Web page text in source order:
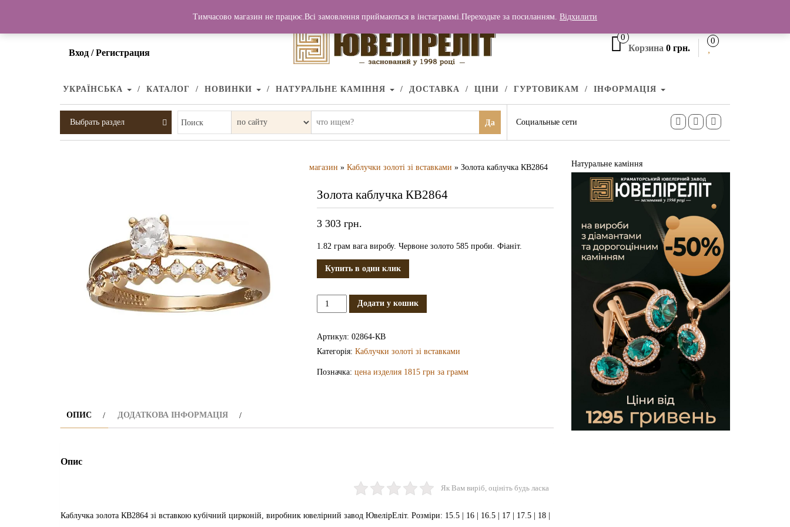
Вход / Регистрация
0
Корзина 0 грн.
0
УКРАЇНСЬКА КАТАЛОГ НОВИНКИ НАТУРАЛЬНЕ КАМІННЯ ДОСТАВКА ЦІНИ ГУРТОВИКАМ ІНФОРМАЦІЯ
Выбрать раздел Поиск Да Социальные сети
магазин » Каблучки золоті зі вставками » Золота каблучка КВ2864
Золота каблучка КВ2864
3 303 грн.
1.82 грам вага виробу. Червоне золото 585 проби. Фіаніт.
Купить в один клик
Золота
каблучка
Додати у кошик
Артикул: 02864-КВ
Категорія: Каблучки золоті зі вставками
Позначка: цена изделия 1815 грн за грамм
ОПИС ДОДАТКОВА ІНФОРМАЦІЯ
Опис
Як Вам виріб, оцініть будь ласка
Каблучка золота КВ2864 зі вставкою кубічний цирконій, виробник ювелірний завод ЮвелірЕліт. Розміри: 15.5 | 16 | 16.5 | 17 | 17.5 | 18 |
Натуральне каміння
Тимчасово магазин не працює.Всі замовлення приймаються в інстаграммі.Переходьте за посиланням. Відхилити